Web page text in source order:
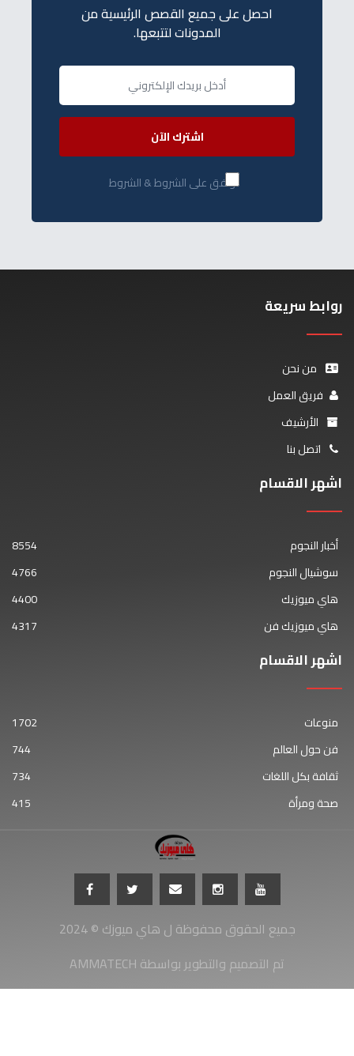
احصل على جميع القصص الرئيسية من
المدونات لتتبعها.
اشترك الآن
أوافق على الشروط & الشروط
روابط سريعة
من نحن
فريق العمل
الأرشيف
اتصل بنا
اشهر الاقسام
أخبار النجوم
8554
سوشيال النجوم
4766
هاي ميوزيك
4400
هاي ميوزيك فن
4317
اشهر الاقسام
منوعات
1702
فن حول العالم
744
ثقافة بكل اللغات
734
صحة ومرأة
415
جميع الحقوق محفوظة ل هاي ميوزك © 2024
AMMATECH تم التصميم والتطوير بواسطة